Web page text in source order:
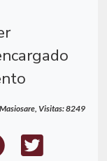
Visitas: 8249